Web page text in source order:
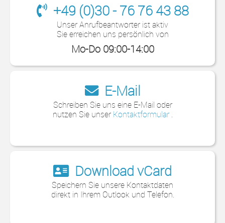
+49 (0)30 - 76 76 43 88
Unser Anrufbeantworter ist aktiv
Sie erreichen uns persönlich von
Mo-Do 09:00-14:00
E-Mail
Schreiben Sie uns eine E-Mail oder
nutzen Sie unser Kontaktformular .
Download vCard
Speichern Sie unsere Kontaktdaten
direkt in Ihrem Outlook und Telefon.